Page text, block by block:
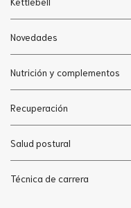
Novedades
Nutrición y complementos
Recuperación
Salud postural
Técnica de carrera